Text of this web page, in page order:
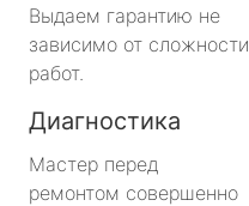
Выдаем гарантию не
зависимо от сложности
работ.
Диагностика
Мастер перед
ремонтом совершенно